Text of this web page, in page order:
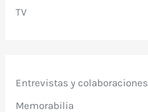
TV
Entrevistas y colaboraciones
Memorabilia